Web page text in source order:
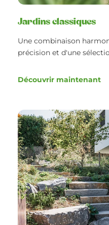
Jardins classiques
Une combinaison
précision et d'une
Découvrir maintenant